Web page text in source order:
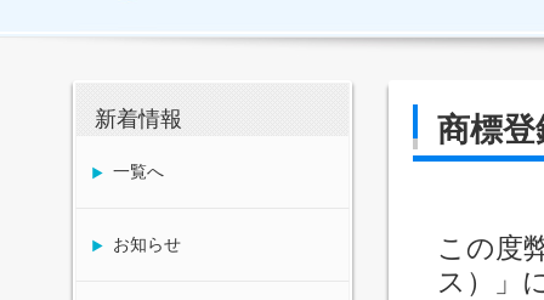
新着情報
一覧へ
お知らせ
商標
この度
ス）」